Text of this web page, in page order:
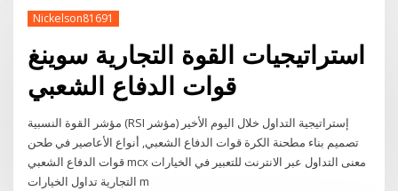
Nickelson81691
استراتيجيات القوة التجارية سوينغ
قوات الدفاع الشعبي
مؤشر القوة النسبية (RSI مؤشر) إستراتيجية التداول خلال اليوم الأخير
تصميم بناء مطحنة الكرة قوات الدفاع الشعبي, أنواع الأعاصير في طحن
قوات الدفاع الشعبي mcx معنى التداول عبر الانترنت للتعبير في الخيارات
التجارية تداول الخيارات m